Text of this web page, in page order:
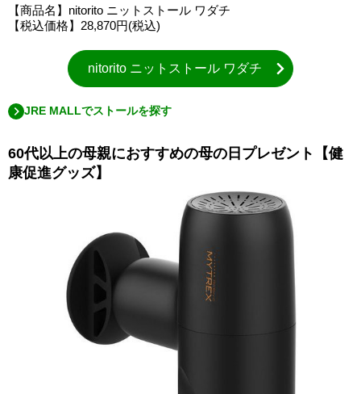
【商品名】nitorito ニットストール ワダチ
【税込価格】28,870円(税込)
nitorito ニットストール ワダチ
JRE MALLでストールを探す
60代以上の母親におすすめの母の日プレゼント【健
康促進グッズ】